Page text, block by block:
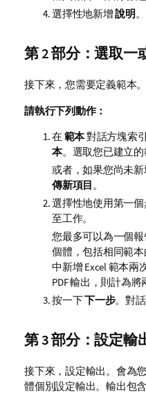
選擇性地新增說明。
第 2 部分：選取一
接下來，您需要定義範本。
請執行下列動作：
在 範本對話方塊索
本。選取您已建立的
或者，如果您尚未
傳新項目。
選擇性地使用第一
至工作。
您最多可以為一個
個體，包括相同範
中新增Excel範本兩
PDF 輸出，則計為將
按一下下一步。對
第 3 部分：設定輸
接下來，設定輸出。會為
體個別設定輸出。輸出包含